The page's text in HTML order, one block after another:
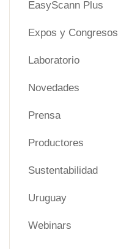
EasyScann Plus
Expos y Congresos
Laboratorio
Novedades
Prensa
Productores
Sustentabilidad
Uruguay
Webinars